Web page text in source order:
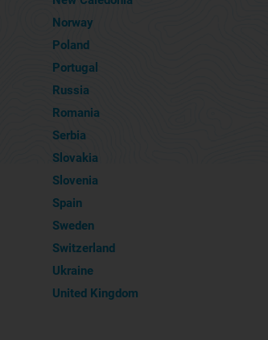
Norway
Poland
Portugal
Russia
Romania
Serbia
Slovakia
Slovenia
Spain
Sweden
Switzerland
Ukraine
United Kingdom